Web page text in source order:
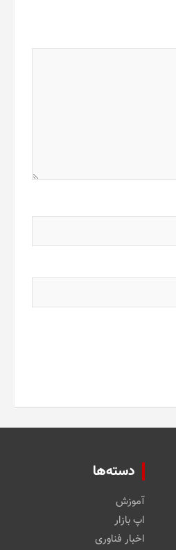
دسته‌ها
آموزش
اپ بازار
اخبار فناوری